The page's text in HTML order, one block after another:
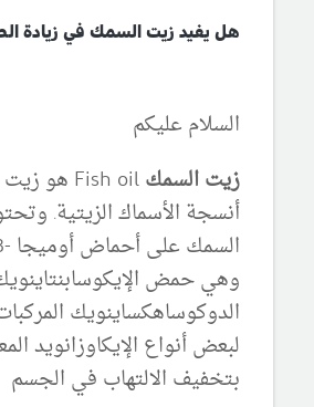
هل يفيد زيت السمك في زيادة
السلام عليكم
زيت السمكFish oil هو
أنسجة الأسماك الزيتية.
السمك علىأحماض أوميجا -3 الدهنية
وهيحمض
الدوكوساهكساينويك
لبعض أنواع الإيكاوزانويد
بتخفيف الالتهاب في الجسم